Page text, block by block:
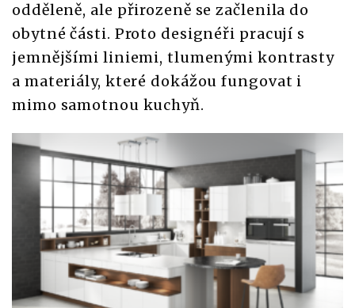
odděleně, ale přirozeně se začlenila do
obytné části. Proto designéři pracují s
jemnějšími liniemi, tlumenými kontrasty
a materiály, které dokážou fungovat i
mimo samotnou kuchyň.